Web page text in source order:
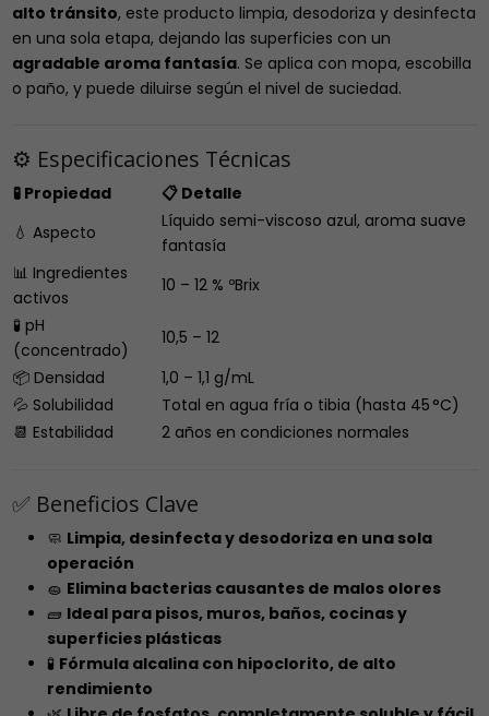
alto tránsito, este producto limpia, desodoriza y desinfecta
en una sola etapa, dejando las superficies con un
agradable aroma fantasía. Se aplica con mopa, escobilla
o paño, y puede diluirse según el nivel de suciedad.
⚙️ Especificaciones Técnicas
🧪 Propiedad
📋 Detalle
💧 Aspecto
Líquido semi-viscoso azul, aroma suave
fantasía
📊 Ingredientes
activos
10 – 12 % ºBrix
🧪 pH
(concentrado)
10,5 – 12
📦 Densidad
1,0 – 1,1 g/mL
💦 Solubilidad
Total en agua fría o tibia (hasta 45 °C)
📆 Estabilidad
2 años en condiciones normales
✅ Beneficios Clave
🧼 Limpia, desinfecta y desodoriza en una sola
operación
🧽 Elimina bacterias causantes de malos olores
🧱 Ideal para pisos, muros, baños, cocinas y
superficies plásticas
🧪 Fórmula alcalina con hipoclorito, de alto
rendimiento